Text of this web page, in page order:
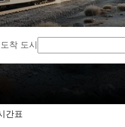
도착 도시
간표